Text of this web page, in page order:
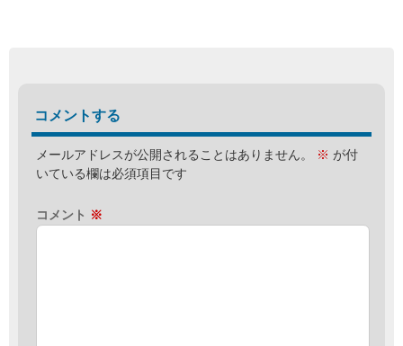
コメントする
メールアドレスが公開されることはありません。 ※ が付
いている欄は必須項目です
コメント ※